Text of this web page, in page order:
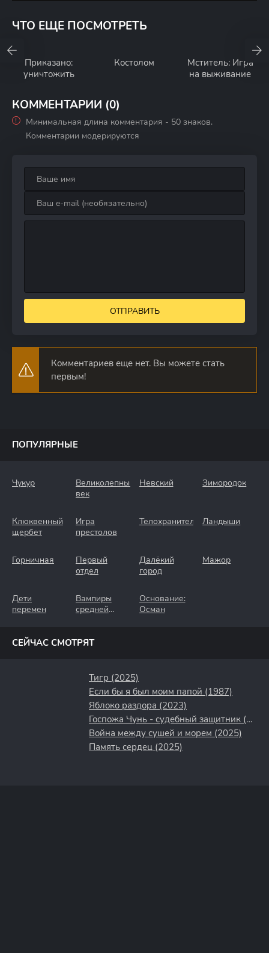
ЧТО ЕЩЕ ПОСМОТРЕТЬ
Приказано:
уничтожить
Костолом
Мститель: Игра
на выживание
КОММЕНТАРИИ (0)
Минимальная длина комментария - 50 знаков.
Комментарии модерируются
ОТПРАВИТЬ
Комментариев еще нет. Вы можете стать
первым!
ПОПУЛЯРНЫЕ
Чукур
Великолепный
век
Невский Зимородок
Клюквенный
щербет
Игра
престолов
Телохранители Ландыши
Горничная
Первый
отдел
Далёкий
город
Мажор
Дети
перемен
Вампиры
средней
Основание:
Осман
СЕЙЧАС СМОТРЯТ
Тигр (2025)
Если бы я был моим папой (1987)
Яблоко раздора (2023)
Госпожа Чунь - судебный защитник (2023)
Война между сушей и морем (2025)
Память сердец (2025)